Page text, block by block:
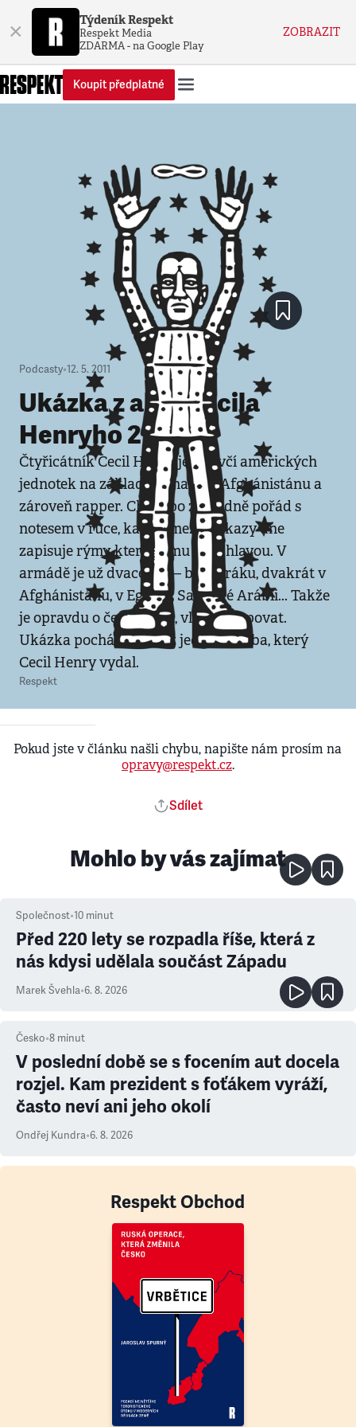
× Týdeník Respekt
Respekt Media
ZDARMA - na Google Play
ZOBRAZIT
Koupit předplatné
Podcasty•12. 5. 2011
Ukázka z alba Cecila
Henryho 2
Čtyřicátník Cecil Henry je mluvčí amerických
jednotek na základně Shank v Afghánistánu a
zároveň rapper. Chodí po základně pořád s
notesem v ruce, kam si mezi rozkazy dne
zapisuje rýmy, které se mu honí hlavou. V
armádě je už dvacet let – byl v Iráku, dvakrát v
Afghánistánu, v Egyptě, Saúdské Arábii... Takže
je opravdu o čem zpívat, vlastně rapovat.
Ukázka pochází zatím z jediného alba, který
Cecil Henry vydal.
Respekt
Pokud jste v článku našli chybu, napište nám prosím na
opravy@respekt.cz.
Sdílet
Mohlo by vás zajímat
Společnost•10 minut
Před 220 lety se rozpadla říše, která z
nás kdysi udělala součást Západu
Marek Švehla•6. 8. 2026
Česko•8 minut
V poslední době se s focením aut docela
rozjel. Kam prezident s foťákem vyráží,
často neví ani jeho okolí
Ondřej Kundra•6. 8. 2026
Respekt Obchod